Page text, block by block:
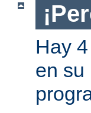
Hay
en su